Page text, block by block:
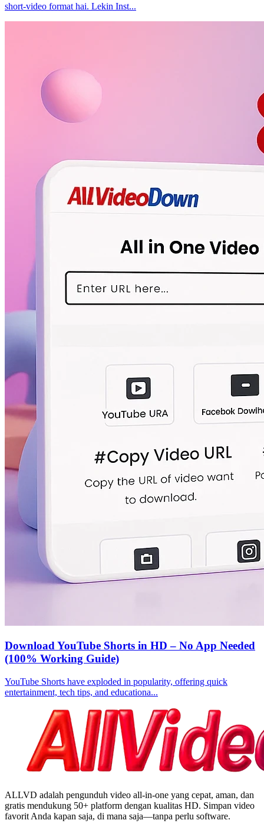
short-video format hai. Lekin Inst...
Download YouTube Shorts in HD – No App Needed
(100% Working Guide)
YouTube Shorts have exploded in popularity, offering quick
entertainment, tech tips, and educationa...
ALLVD adalah pengunduh video all-in-one yang cepat, aman, dan
gratis mendukung 50+ platform dengan kualitas HD. Simpan video
favorit Anda kapan saja, di mana saja—tanpa perlu software.